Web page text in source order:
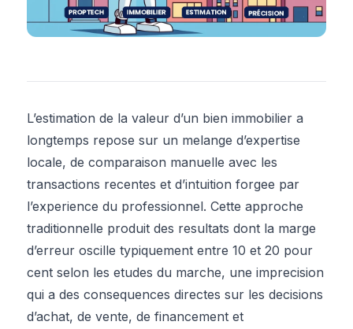
L’estimation de la valeur d’un bien immobilier a
longtemps repose sur un melange d’expertise
locale, de comparaison manuelle avec les
transactions recentes et d’intuition forgee par
l’experience du professionnel. Cette approche
traditionnelle produit des resultats dont la marge
d’erreur oscille typiquement entre 10 et 20 pour
cent selon les etudes du marche, une imprecision
qui a des consequences directes sur les decisions
d’achat, de vente, de financement et